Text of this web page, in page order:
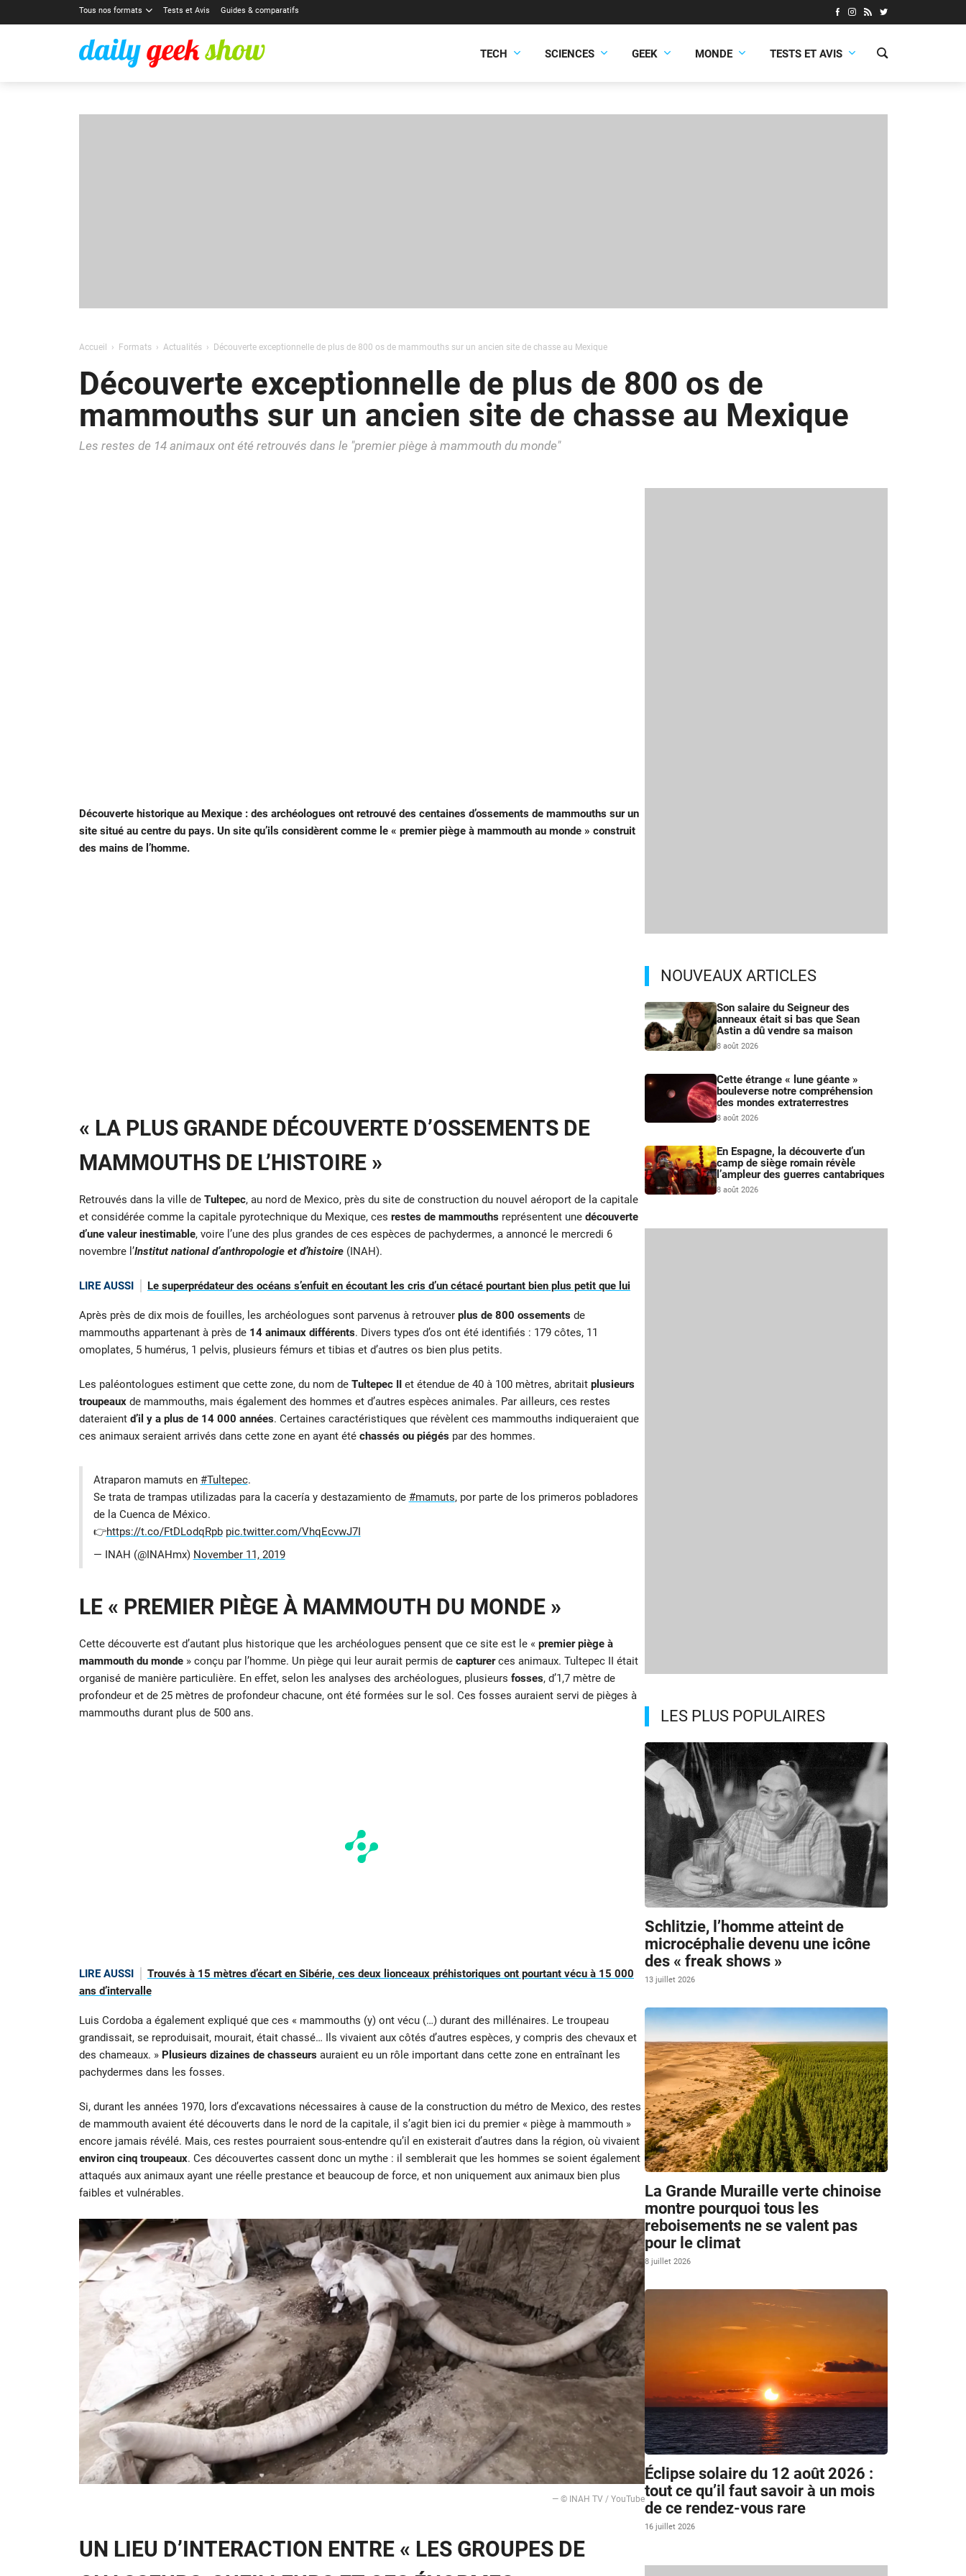
Tous nos formats Tests et Avis Guides & comparatifs
TECH SCIENCES GEEK MONDE TESTS ET AVIS
Accueil Formats Actualités Découverte exceptionnelle de plus de 800 os de mammouths sur un ancien site de chasse au Mexique
Découverte exceptionnelle de plus de 800 os de
mammouths sur un ancien site de chasse au Mexique
Les restes de 14 animaux ont été retrouvés dans le "premier piège à mammouth du monde"
Découverte historique au Mexique : des archéologues ont retrouvé des centaines d’ossements de mammouths sur un
site situé au centre du pays. Un site qu’ils considèrent comme le « premier piège à mammouth au monde » construit
des mains de l’homme.
« LA PLUS GRANDE DÉCOUVERTE D’OSSEMENTS DE
MAMMOUTHS DE L’HISTOIRE »
Retrouvés dans la ville de Tultepec, au nord de Mexico, près du site de construction du nouvel aéroport de la capitale
et considérée comme la capitale pyrotechnique du Mexique, ces restes de mammouths représentent une découverte
d’une valeur inestimable, voire l’une des plus grandes de ces espèces de pachydermes, a annoncé le mercredi 6
novembre l’Institut national d’anthropologie et d’histoire(INAH).
LIRE AUSSI Le superprédateur des océans s’enfuit en écoutant les cris d’un cétacé pourtant bien plus petit que lui
Après près de dix mois de fouilles, les archéologues sont parvenus à retrouver plus de 800 ossementsde
mammouths appartenant à près de 14 animaux différents. Divers types d’os ont été identifiés : 179 côtes, 11
omoplates, 5 humérus, 1 pelvis, plusieurs fémurs et tibias et d’autres os bien plus petits.
Les paléontologues estiment que cette zone, du nom de Tultepec IIet étendue de 40 à 100 mètres, abritait plusieurs
troupeauxde mammouths, mais également des hommes et d’autres espèces animales. Par ailleurs, ces restes
dateraient d’il y a plus de 14 000 années. Certaines caractéristiques que révèlent ces mammouths indiqueraient que
ces animaux seraient arrivés dans cette zone en ayant été chassés ou piégéspar des hommes.
Atraparon mamuts en #Tultepec.
Se trata de trampas utilizadas para la cacería y destazamiento de #mamuts, por parte de los primeros pobladores
de la Cuenca de México.
👉https://t.co/FtDLodqRpb pic.twitter.com/VhqEcvwJ7I
— INAH (@INAHmx) November 11, 2019
LE « PREMIER PIÈGE À MAMMOUTH DU MONDE »
Cette découverte est d’autant plus historique que les archéologues pensent que ce site est le « premier piège à
mammouth du monde» conçu par l’homme. Un piège qui leur aurait permis de capturerces animaux. Tultepec II était
organisé de manière particulière. En effet, selon les analyses des archéologues, plusieurs fosses, d’1,7 mètre de
profondeur et de 25 mètres de profondeur chacune, ont été formées sur le sol. Ces fosses auraient servi de pièges à
mammouths durant plus de 500 ans.
LIRE AUSSI
Trouvés à 15 mètres d’écart en Sibérie, ces deux lionceaux préhistoriques ont pourtant vécu à 15 000
ans d’intervalle
Luis Cordoba a également expliqué que ces « mammouths (y) ont vécu (…) durant des millénaires. Le troupeau
grandissait, se reproduisait, mourait, était chassé… Ils vivaient aux côtés d’autres espèces, y compris des chevaux et
des chameaux. » Plusieurs dizaines de chasseursauraient eu un rôle important dans cette zone en entraînant les
pachydermes dans les fosses.
Si, durant les années 1970, lors d’excavations nécessaires à cause de la construction du métro de Mexico, des restes
de mammouth avaient été découverts dans le nord de la capitale, il s’agit bien ici du premier « piège à mammouth »
encore jamais révélé. Mais, ces restes pourraient sous-entendre qu’il en existerait d’autres dans la région, où vivaient
environ cinq troupeaux. Ces découvertes cassent donc un mythe : il semblerait que les hommes se soient également
attaqués aux animaux ayant une réelle prestance et beaucoup de force, et non uniquement aux animaux bien plus
faibles et vulnérables.
— ©️ INAH TV / YouTube
UN LIEU D’INTERACTION ENTRE « LES GROUPES DE
NOUVEAUX ARTICLES
Son salaire du Seigneur des
anneaux était si bas que Sean
Astin a dû vendre sa maison
8 août 2026
Cette étrange « lune géante »
bouleverse notre compréhension
des mondes extraterrestres
8 août 2026
En Espagne, la découverte d’un
camp de siège romain révèle
l’ampleur des guerres cantabriques
8 août 2026
LES PLUS POPULAIRES
Schlitzie, l’homme atteint de
microcéphalie devenu une icône
des « freak shows »
13 juillet 2026
La Grande Muraille verte chinoise
montre pourquoi tous les
reboisements ne se valent pas
pour le climat
8 juillet 2026
Éclipse solaire du 12 août 2026 :
tout ce qu’il faut savoir à un mois
de ce rendez-vous rare
16 juillet 2026